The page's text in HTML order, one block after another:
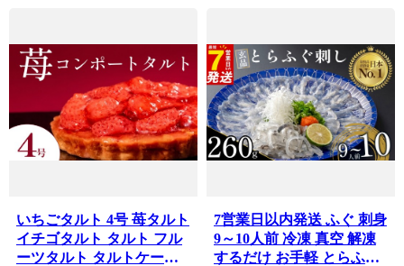
いちごタルト 4号 苺タルト
イチゴタルト タルト フル
ーツタルト タルトケーキ
7営業日以内発送 ふぐ 刺身
9～10人前 冷凍 真空 解凍
するだけ お手軽 とらふぐ